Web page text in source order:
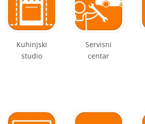
Kuhinjski
studio
Servisni
centar